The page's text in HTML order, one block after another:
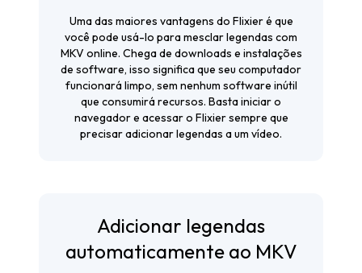
Uma das maiores vantagens do Flixier é que
você pode usá-lo para mesclar legendas com
MKV online. Chega de downloads e instalações
de software, isso significa que seu computador
funcionará limpo, sem nenhum software inútil
que consumirá recursos. Basta iniciar o
navegador e acessar o Flixier sempre que
precisar adicionar legendas a um vídeo.
Adicionar legendas
automaticamente ao MKV